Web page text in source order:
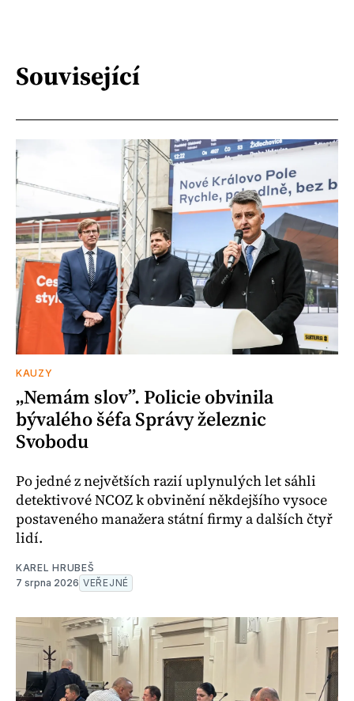
Související
KAUZY
„Nemám slov”. Policie obvinila
bývalého šéfa Správy železnic
Svobodu
Po jedné z největších razií uplynulých let sáhli
detektivové NCOZ k obvinění někdejšího vysoce
postaveného manažera státní firmy a dalších čtyř
lidí.
KAREL HRUBEŠ
7 srpna 2026 VEŘEJNÉ